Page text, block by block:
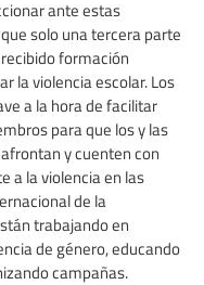
ante estas
solo una tercera parte
formación
la violencia escolar. Los
a la hora de facilitar
para que los y las
y cuenten con
a la violencia en las
de la
trabajando en
de género, educando
campañas.